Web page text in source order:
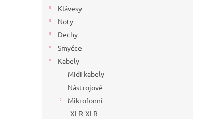
Klávesy
Noty
Dechy
Smyčce
Kabely
Midi kabely
Nástrojové
Mikrofonní
XLR-XLR